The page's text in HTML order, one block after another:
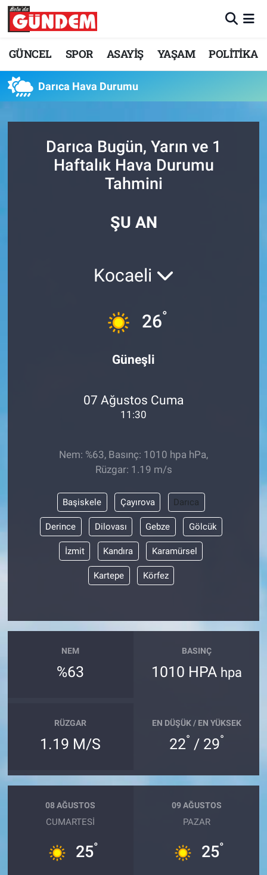
GÜNCEL SPOR ASAYİŞ YAŞAM POLİTİKA
Darıca Hava Durumu
Darıca Bugün, Yarın ve 1
Haftalık Hava Durumu
Tahmini
ŞU AN
Kocaeli
26°
Güneşli
07 Ağustos Cuma
11:30
Nem: %63, Basınç: 1010 hpa hPa,
Rüzgar: 1.19 m/s
Başiskele Çayırova Darıca
Derince Dilovası Gebze Gölcük
İzmit Kandıra Karamürsel
Kartepe Körfez
NEM
%63
BASINÇ
1010 HPA hpa
RÜZGAR
1.19 M/S
EN DÜŞÜK / EN YÜKSEK
22° / 29°
08 AĞUSTOS
CUMARTESI
25°
09 AĞUSTOS
PAZAR
25°
Merkez Nöbetçi Eczaneler
Tüm Manşetler